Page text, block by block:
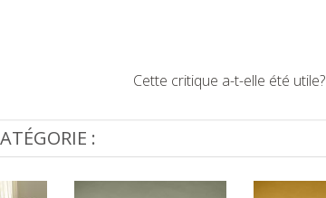
Cette critique a-t-elle été utile?
: